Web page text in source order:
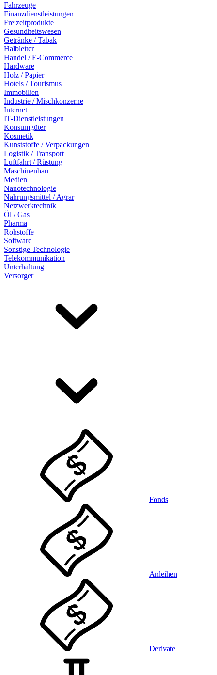
Fahrzeuge
Finanzdienstleistungen
Freizeitprodukte
Gesundheitswesen
Getränke / Tabak
Halbleiter
Handel / E-Commerce
Hardware
Holz / Papier
Hotels / Tourismus
Immobilien
Industrie / Mischkonzerne
Internet
IT-Dienstleistungen
Konsumgüter
Kosmetik
Kunststoffe / Verpackungen
Logistik / Transport
Luftfahrt / Rüstung
Maschinenbau
Medien
Nanotechnologie
Nahrungsmittel / Agrar
Netzwerktechnik
Öl / Gas
Pharma
Rohstoffe
Software
Sonstige Technologie
Telekommunikation
Unterhaltung
Versorger
Fonds
Anleihen
Derivate